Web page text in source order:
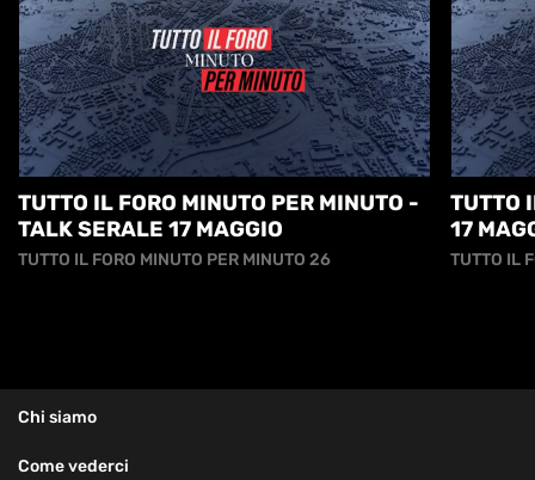
TUTTO IL FORO MINUTO PER MINUTO -
TALK SERALE 17 MAGGIO
TUTTO IL FORO MINUTO PER MINUTO 26
TUTTO
17
TUTTO IL
Chi siamo
Come vederci